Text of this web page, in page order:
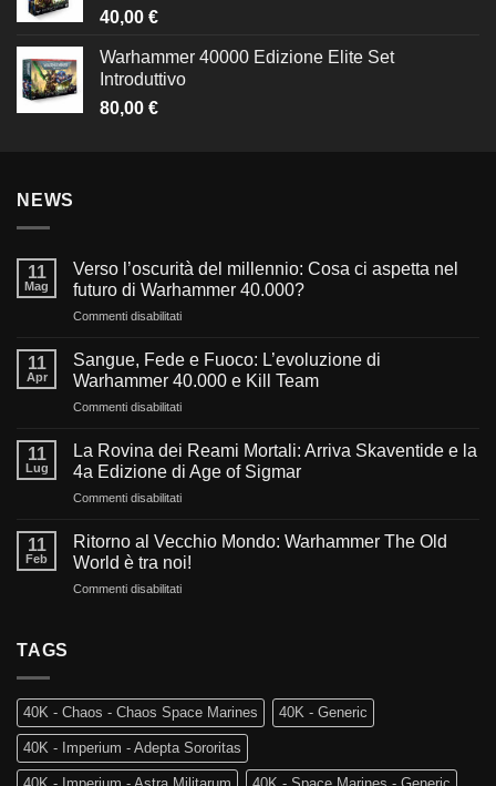
40,00 €
Warhammer 40000 Edizione Elite Set
Introduttivo
80,00 €
NEWS
11
Mag
Verso l’oscurità del millennio: Cosa ci aspetta nel
futuro di Warhammer 40.000?
Commenti disabilitatisu
l’oscurità
del
millennio:
Cosa
aspetta
nel
futuro
di
40.000?
11
Apr
Sangue, Fede e Fuoco: L’evoluzione di
Warhammer 40.000 e Kill Team
Commenti disabilitatisu
Fede
e
Fuoco:
L’evoluzione
Warhammer
40.000
Kill
11
Lug
La Rovina dei Reami Mortali: Arriva Skaventide e la
4a Edizione di Age of Sigmar
Commenti disabilitatisu
Rovina
dei
Reami
Mortali:
Edizione
Age
of
Sigmar
11
Feb
Ritorno al Vecchio Mondo: Warhammer The Old
World è tra noi!
Commenti disabilitatisu
The
Old
World
è
tra
TAGS
40K - Chaos - Chaos Space Marines 40K - Generic
40K - Imperium - Adepta Sororitas
40K - Imperium - Astra Militarum 40K - Space Marines - Generic